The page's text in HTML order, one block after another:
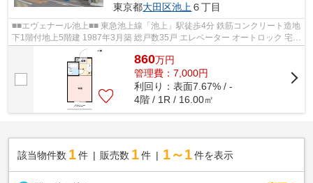
東京都大田区池上 ６丁目
■■エヴェナール池上■■ 東急池上線「池上」駅徒歩4分 鉄筋コンクリート造地
下1階付地上5階建 1987年3月築 総戸数35戸 エレベーター オートロック 宅配
ボックス ランドリールーム ...
860万円
管理費：7,000円
利回り：表面7.67% / -
4階 / 1R / 16.00㎡
該当物件数 1件 販売数 1 件 1～1 件を表示